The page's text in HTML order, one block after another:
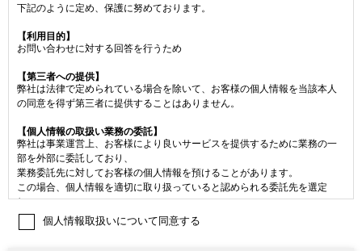
下記のように定め、保護に努めております。
【利用目的】
お問い合わせに対する回答を行うため
【第三者への提供】
弊社は法律で定められている場合を除いて、お客様の個人情報を当該本人
の同意を得ず第三者に提供することはありません。
【個人情報の取扱い業務の委託】
弊社は事業運営上、お客様により良いサービスを提供するために業務の一
部を外部に委託しており、
業務委託先に対してお客様の個人情報を預けることがあります。
この場合、個人情報を適切に取り扱っていると認められる委託先を選定
し、
契約等において個人情報の適正管理・機密保持などによりお客様の個人情
報の漏洩防止に必要な事項を取決め、適切な管理を実施させます。
個人情報取扱いについて同意する